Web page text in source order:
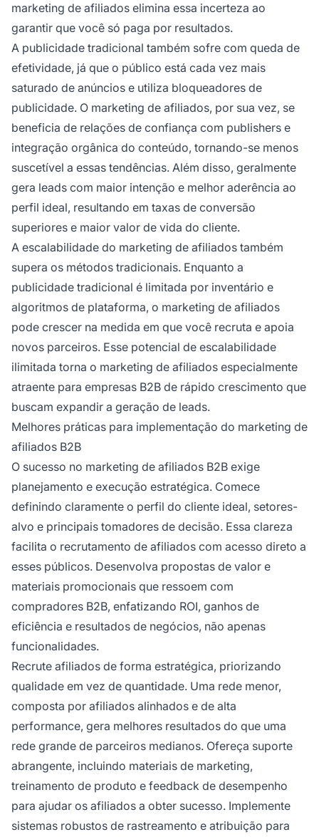
marketing de afiliados elimina essa incerteza ao
garantir que você só paga por resultados.
A publicidade tradicional também sofre com queda de
efetividade, já que o público está cada vez mais
saturado de anúncios e utiliza bloqueadores de
publicidade. O marketing de afiliados, por sua vez, se
beneficia de relações de confiança com publishers e
integração orgânica do conteúdo, tornando-se menos
suscetível a essas tendências. Além disso, geralmente
gera leads com maior intenção e melhor aderência ao
perfil ideal, resultando em taxas de conversão
superiores e maior valor de vida do cliente.
A escalabilidade do marketing de afiliados também
supera os métodos tradicionais. Enquanto a
publicidade tradicional é limitada por inventário e
algoritmos de plataforma, o marketing de afiliados
pode crescer na medida em que você recruta e apoia
novos parceiros. Esse potencial de escalabilidade
ilimitada torna o marketing de afiliados especialmente
atraente para empresas B2B de rápido crescimento que
buscam expandir a geração de leads.
Melhores práticas para implementação do marketing de
afiliados B2B
O sucesso no marketing de afiliados B2B exige
planejamento e execução estratégica. Comece
definindo claramente o perfil do cliente ideal, setores-
alvo e principais tomadores de decisão. Essa clareza
facilita o recrutamento de afiliados com acesso direto a
esses públicos. Desenvolva propostas de valor e
materiais promocionais que ressoem com
compradores B2B, enfatizando ROI, ganhos de
eficiência e resultados de negócios, não apenas
funcionalidades.
Recrute afiliados de forma estratégica, priorizando
qualidade em vez de quantidade. Uma rede menor,
composta por afiliados alinhados e de alta
performance, gera melhores resultados do que uma
rede grande de parceiros medianos. Ofereça suporte
abrangente, incluindo materiais de marketing,
treinamento de produto e feedback de desempenho
para ajudar os afiliados a obter sucesso. Implemente
sistemas robustos de rastreamento e atribuição para